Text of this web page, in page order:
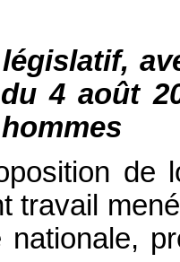
4 août
de
travail
nationale,